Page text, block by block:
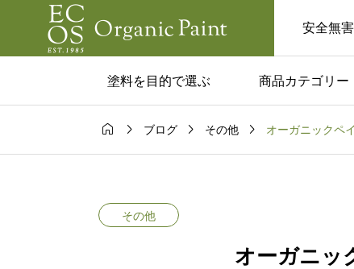
安全無
塗料を目的で選ぶ 商品カテゴリー
一覧 コラム一覧
  ブログ  その他  オーガニックペ
その他
オーガニッ